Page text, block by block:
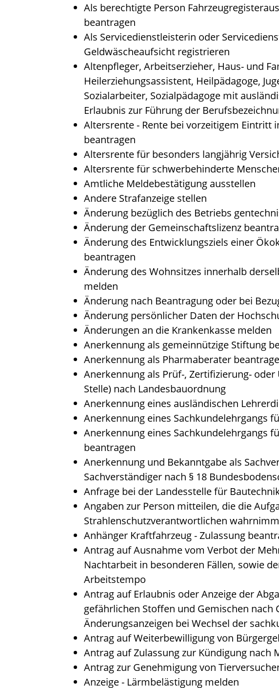
Als berechtigte Person
beantragen
Als Servicedienstleisterin oder
Geldwäscheaufsicht registrieren
Altenpfleger, Arbeitserzieher, Haus- und
Heilerziehungsassistent, Heilpädagoge,
Sozialarbeiter, Sozialpädagoge mit
Erlaubnis zur Führung der
Altersrente - Rente bei vorzeitigem Eintritt
beantragen
Altersrente für besonders langjährig
Altersrente für schwerbehinderte
Amtliche Meldebestätigung ausstellen
Andere Strafanzeige stellen
Änderung bezüglich des Betriebs
Änderung der Gemeinschaftslizenz
Änderung des Entwicklungsziels einer
beantragen
Änderung des Wohnsitzes innerhalb
melden
Änderung nach Beantragung oder bei
Änderung persönlicher Daten der
Änderungen an die Krankenkasse melden
Anerkennung als gemeinnützige Stiftung
Anerkennung als Pharmaberater
Anerkennung als Prüf-, Zertifizierung- oder
Stelle) nach Landesbauordnung
Anerkennung eines ausländischen
Anerkennung eines Sachkundelehrgangs
Anerkennung eines Sachkundelehrgangs
beantragen
Anerkennung und Bekanntgabe als
Sachverständiger nach § 18
Anfrage bei der Landesstelle für
Angaben zur Person mitteilen, die die
Strahlenschutzverantwortlichen
Anhänger Kraftfahrzeug - Zulassung
Antrag auf Ausnahme vom Verbot der
Nachtarbeit in besonderen Fällen, sowie
Arbeitstempo
Antrag auf Erlaubnis oder Anzeige der
gefährlichen Stoffen und Gemischen nach
Änderungsanzeigen bei Wechsel der
Antrag auf Weiterbewilligung von
Antrag auf Zulassung zur Kündigung nach
Antrag zur Genehmigung von
Anzeige - Lärmbelästigung melden